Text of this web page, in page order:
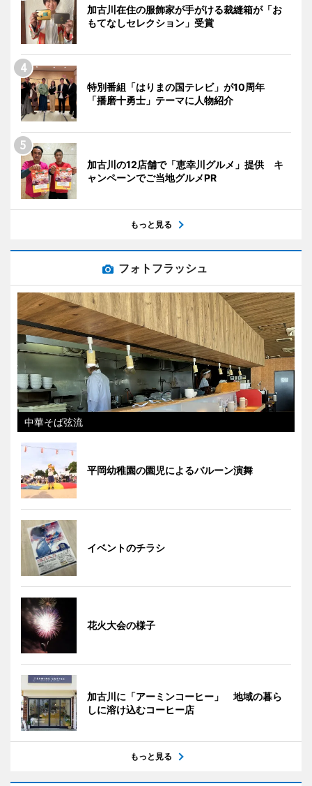
加古川在住の服飾家が手がける裁縫箱が「お
もてなしセレクション」受賞
特別番組「はりまの国テレビ」が10周年
「播磨十勇士」テーマに人物紹介
加古川の12店舗で「恵幸川グルメ」提供 キ
ャンペーンでご当地グルメPR
もっと見る
フォトフラッシュ
中華そば弦流
平岡幼稚園の園児によるバルーン演舞
イベントのチラシ
花火大会の様子
加古川に「アーミンコーヒー」 地域の暮ら
しに溶け込むコーヒー店
もっと見る